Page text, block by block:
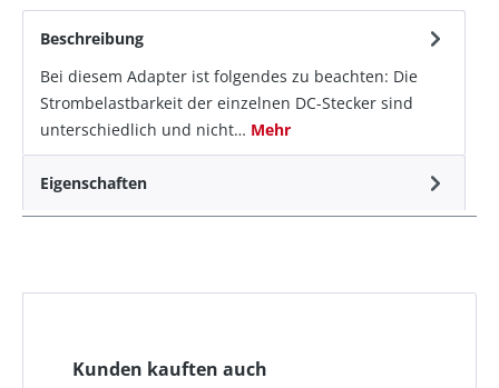
Beschreibung
Bei diesem Adapter ist folgendes zu beachten: Die
Strombelastbarkeit der einzelnen DC-Stecker sind
unterschiedlich und nicht… Mehr
Eigenschaften
Kunden kauften auch